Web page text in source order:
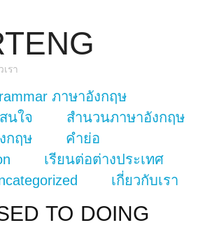
รา
ภาษาอังกฤษ
นใจ
สำนวนภาษาอังกฤษ
กฤษ
คำย่อ
เรียนต่อต่างประเทศ
เกี่ยวกับเรา
TO DOING